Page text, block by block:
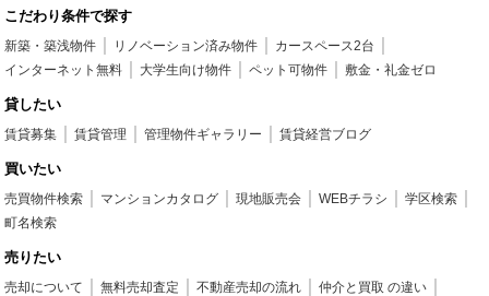
こだわり条件で探す
新築・築浅物件 リノベーション済み物件
カースペース2台
インターネット無料
大学生向け物件 ペット可物件 敷金・礼金ゼロ
貸したい
賃貸募集 賃貸管理 管理物件ギャラリー 賃貸経営ブログ
買いたい
売買物件検索 マンションカタログ 現地販売会 WEBチラシ
学区検索
町名検索
売りたい
売却について 無料売却査定 不動産売却の流れ
仲介と買取 の違い